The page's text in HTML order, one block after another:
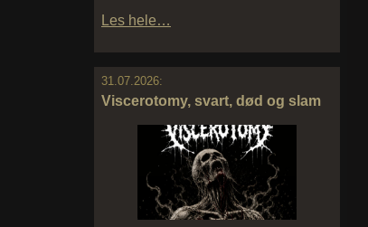
Les hele…
31.07.2026:
Viscerotomy, svart, død og slam